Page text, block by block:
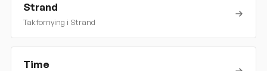
Strand
Takfornying i Strand
Time